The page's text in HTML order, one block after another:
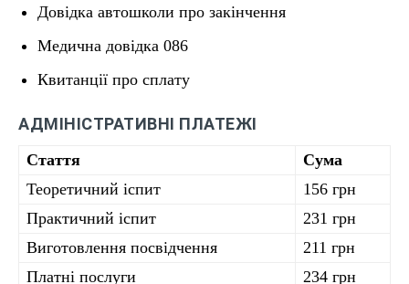
Довідка автошколи про закінчення
Медична довідка 086
Квитанції про сплату
АДМІНІСТРАТИВНІ ПЛАТЕЖІ
Стаття
Сума
Теоретичний іспит
156 грн
Практичний іспит
231 грн
Виготовлення посвідчення
211 грн
Платні послуги
234 грн